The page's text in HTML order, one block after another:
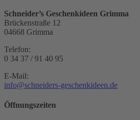
Schneider’s Geschenkideen Grimma
Brückenstraße 12
04668 Grimma
Telefon:
0 34 37 / 91 40 95
E-Mail:
info@schneiders-geschenkideen.de
Öffnungszeiten